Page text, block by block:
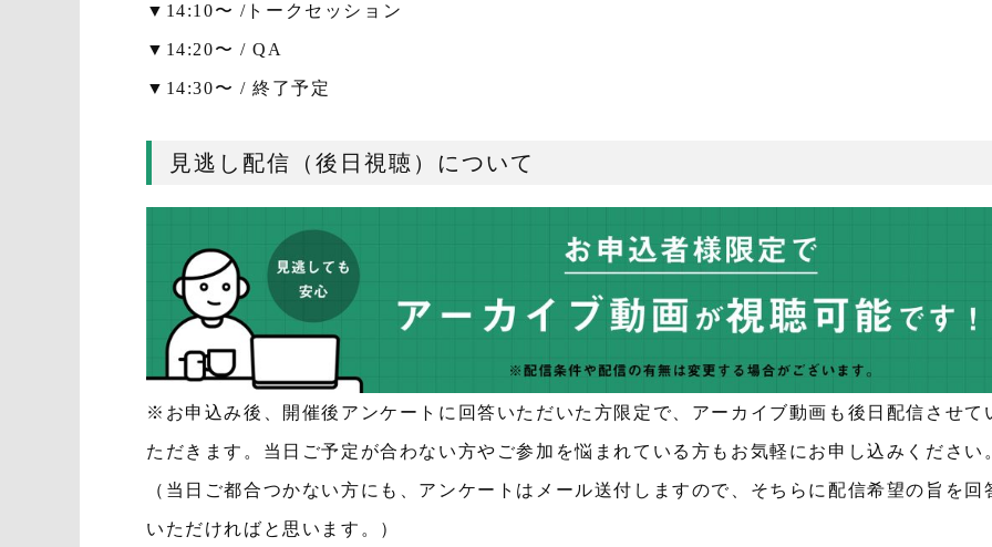
▼14:10〜 /トークセッション
▼14:20〜 / QA
▼14:30〜 / 終了予定
見逃し配信（後日視聴）について
※お申込み後、開催後アンケートに回答いただいた方限定で、アーカイブ動画も後日配信させて
ただきます。当日ご予定が合わない方やご参加を悩まれている方もお気軽にお申し込みください
（当日ご都合つかない方にも、アンケートはメール送付しますので、そちらに配信希望の旨を回
いただければと思います。）